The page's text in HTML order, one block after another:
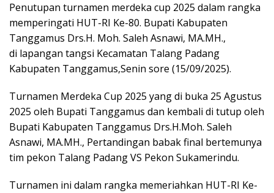
Penutupan turnamen merdeka cup 2025 dalam rangka
memperingati HUT-RI Ke-80. Bupati Kabupaten
Tanggamus Drs.H. Moh. Saleh Asnawi, MA.MH.,
di lapangan tangsi Kecamatan Talang Padang
Kabupaten Tanggamus,Senin sore (15/09/2025).
Turnamen Merdeka Cup 2025 yang di buka 25 Agustus
2025 oleh Bupati Tanggamus dan kembali di tutup oleh
Bupati Kabupaten Tanggamus Drs.H.Moh. Saleh
Asnawi, MA.MH., Pertandingan babak final bertemunya
tim pekon Talang Padang VS Pekon Sukamerindu.
Turnamen ini dalam rangka memeriahkan HUT-RI Ke-